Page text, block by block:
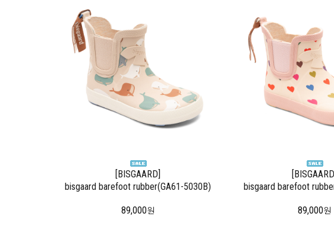
[BISGAARD]
bisgaard barefoot rubber(GA61-5030B)
89,000원
bisgaard barefoot
89,000원